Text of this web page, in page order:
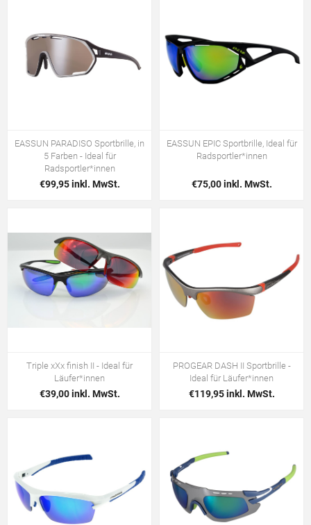
EASSUN PARADISO Sportbrille, in
5 Farben - Ideal für
Radsportler*innen
€99,95 inkl. MwSt.
EASSUN EPIC Sportbrille, Ideal für
Radsportler*innen
€75,00 inkl. MwSt.
Triple xXx finish II - Ideal für
Läufer*innen
€39,00 inkl. MwSt.
PROGEAR DASH II Sportbrille -
Ideal für Läufer*innen
€119,95 inkl. MwSt.